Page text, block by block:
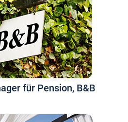
für Pension, B&B